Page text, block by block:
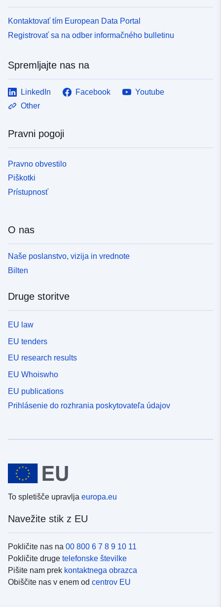
Kontaktovať tím European Data Portal
Registrovať sa na odber informačného bulletinu
Spremljajte nas na
LinkedIn Facebook
Youtube
Other
Pravni pogoji
Pravno obvestilo
Piškotki
Prístupnosť
O nas
Naše poslanstvo, vizija in vrednote
Bilten
Druge storitve
EU law
EU tenders
EU research results
EU Whoiswho
EU publications
Prihlásenie do rozhrania poskytovateľa údajov
To spletišče upravlja europa.eu
Navežite stik z EU
Pokličite nas na 00 800 6 7 8 9 10 11
Pokličite druge telefonske številke
Pišite nam prek kontaktnega obrazca
Obiščite nas v enem od centrov EU